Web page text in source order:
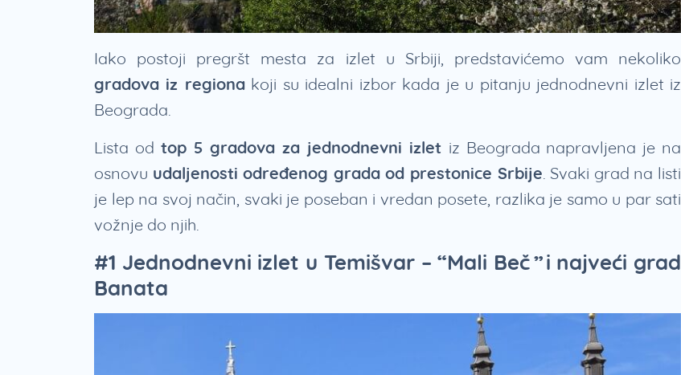
Iako postoji pregršt mesta za izlet u Srbiji, predstavićemo vam nekoliko
gradova iz regionakoji su idealni izbor kada je u pitanju jednodnevni izlet iz
Beograda.
Lista od top 5 gradova za jednodnevni izlet iz Beograda napravljena je na
osnovu udaljenosti određenog grada od prestonice Srbije . Svaki grad na listi
je lep na svoj način, svaki je poseban i vredan posete, razlika je samo u par sati
vožnje do njih.
#1 Jednodnevni izlet u Temišvar – “Mali Beč” i najveći grad
Banata